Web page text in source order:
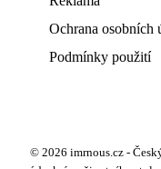
Ochrana osobních
Podmínky použití
© 2026 imrnous.cz -